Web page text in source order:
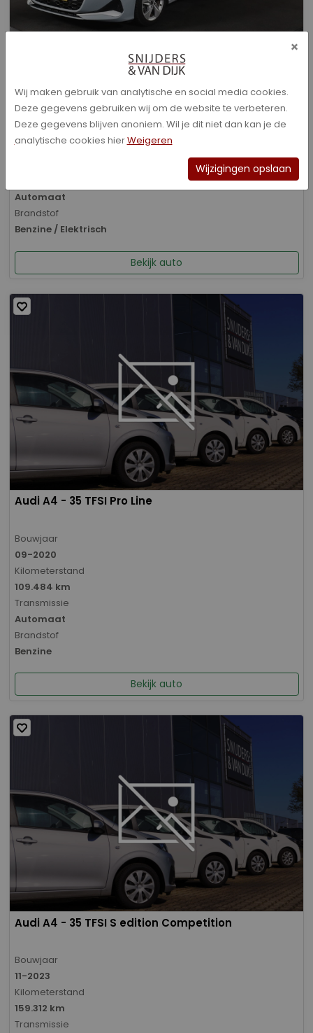
Audi A3 - Sportback 40 TFSI e Advanced edition
Bouwjaar
01-2026
Kilometerstand
Automaat
Brandstof
Benzine / Elektrisch
Bekijk auto
Audi A4 - 35 TFSI Pro Line
Bouwjaar
09-2020
Kilometerstand
109.484 km
Transmissie
Automaat
Brandstof
Benzine
Bekijk auto
Audi A4 - 35 TFSI S edition Competition
Bouwjaar
11-2023
Kilometerstand
159.312 km
Transmissie
×
Wij maken gebruik van analytische en social media cookies.
Deze gegevens gebruiken wij om de website te verbeteren.
Deze gegevens blijven anoniem. Wil je dit niet dan kan je de
analytische cookies hierWeigeren
Wijzigingen opslaan